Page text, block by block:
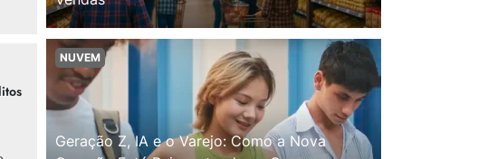
NUVEM
Geração Z, IA e o Varejo: Como a Nova